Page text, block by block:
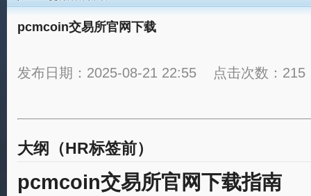
pcmcoin交易所官网下载
发布日期：2025-08-21 22:55 点击次数：215
大纲（HR标签前）
pcmcoin交易所官网下载指南